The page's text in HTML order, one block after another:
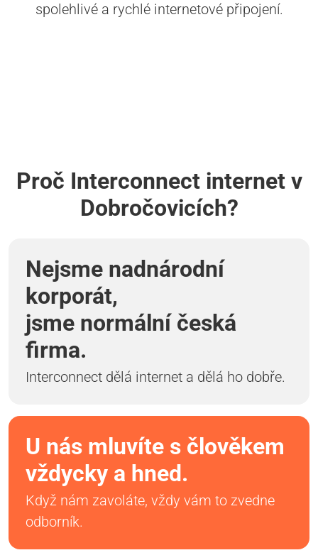
spolehlivé a rychlé internetové připojení.
Proč Interconnect internet v
Dobročovicích?
Nejsme nadnárodní
korporát,
jsme normální česká
firma.
Interconnect dělá internet a dělá ho dobře.
U nás mluvíte s člověkem
vždycky a hned.
Když nám zavoláte, vždy vám to zvedne
odborník.